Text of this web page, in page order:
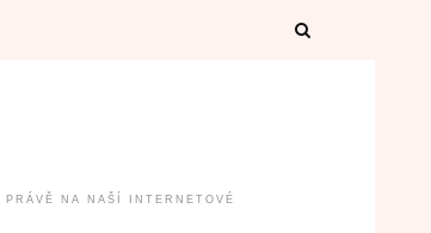
NA NAŠÍ INTERNETOVÉ